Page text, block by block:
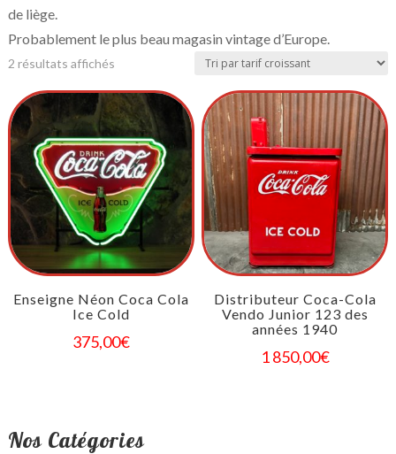
de liège.
Probablement le plus beau magasin vintage d’Europe.
2 résultats affichés
Enseigne Néon Coca Cola
Ice Cold
375,00€
Distributeur Coca-Cola
Vendo Junior 123 des
années 1940
1 850,00€
Nos Catégories